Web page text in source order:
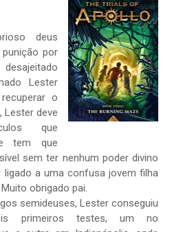
deus
por
Lester
o
Lester deve
que
tem que
sem ter nenhum poder divino
a uma confusa jovem filha
obrigado pai.
semideuses, Lester conseguiu
primeiros testes, um no